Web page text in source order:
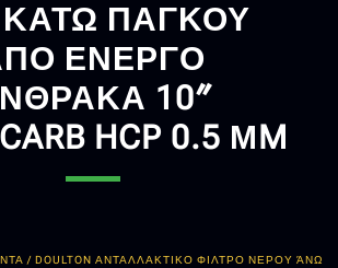
ΚΑΤΩ ΠΑΓΚΟΥ
ΕΝΕΡΓΟ
10″
HCP 0.5 ΜM
/ DOULTON ΑΝΤΑΛΛΑΚΤΙΚΟ ΦΙΛΤΡΟ ΝΕΡΟΥ ΆΝΩ